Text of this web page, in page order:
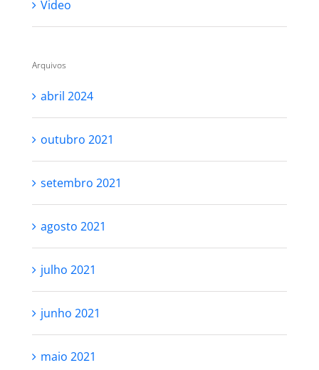
Video
Arquivos
abril 2024
outubro 2021
setembro 2021
agosto 2021
julho 2021
junho 2021
maio 2021